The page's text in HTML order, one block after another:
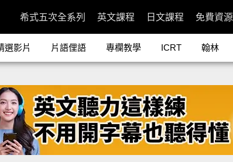
希式五次全系列 英文課程 日文課程 免費資源
選影片 片語俚語 專欄教學 ICRT 翰林